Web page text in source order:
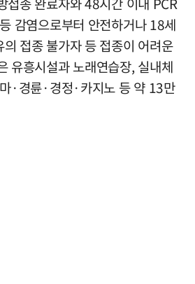
감염으로부터 안전하거나 18세
접종 불가자 등 접종이 어려운
유흥시설과 노래연습장, 실내체
·경륜·경정·카지노 등 약 13만